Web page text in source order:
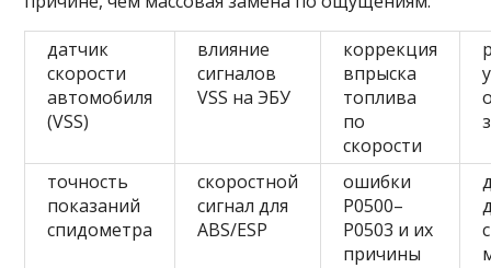
датчик
скорости
автомобиля
(VSS)
влияние
сигналов
VSS на ЭБУ
коррекция
впрыска
топлива
по
скорости
точность
показаний
спидометра
скоростной
сигнал для
ABS/ESP
ошибки
P0500–
P0503 и их
причины